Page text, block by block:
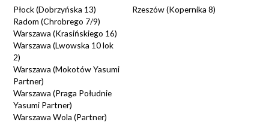
Płock (Dobrzyńska 13)
Radom (Chrobrego 7/9)
Warszawa (Krasińskiego 16)
Warszawa (Lwowska 10 lok
2)
Warszawa (Mokotów Yasumi
Partner)
Warszawa (Praga Południe
Yasumi Partner)
Warszawa Wola (Partner)
Rzeszów (Kopernika 8)